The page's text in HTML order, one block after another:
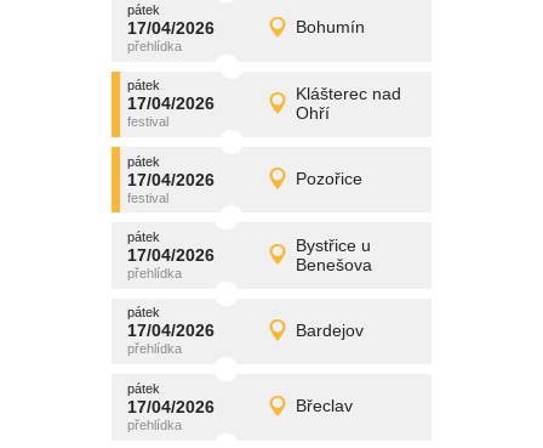
pátek
17/04/2026 Bohumín
pátek
17/04/2026 Detail
promítání
pátek
17/04/2026
Klášterec nad
Ohří
pátek
17/04/2026 Detail
promítání
pátek
17/04/2026 Pozořice
pátek
17/04/2026 Detail
promítání
pátek
17/04/2026
Bystřice u
Benešova
pátek
17/04/2026 Detail
promítání
pátek
17/04/2026 Bardejov
pátek
17/04/2026 Detail
promítání
pátek
17/04/2026 Břeclav
pátek
17/04/2026 Detail
promítání